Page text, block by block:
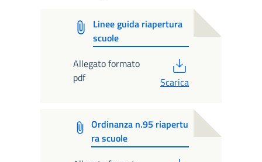
Linee guida riapertura
scuole
Allegato formato
pdf
Scarica
Ordinanza n.95 riapertu
ra scuole